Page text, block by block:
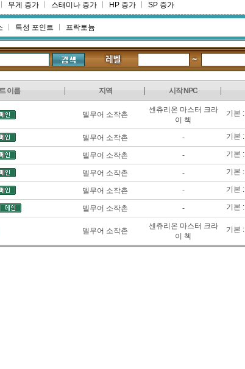
무게 증가 스태미나 증가 HP 증가 SP 증가
특성 포인트 프락토늄
이름 지역 시작 NPC
델무어 소작촌
센츄리온 마스터 크라
이 첵
기본 :
델무어 소작촌 - 기본 :
델무어 소작촌 - 기본 :
델무어 소작촌 - 기본 :
델무어 소작촌 - 기본 :
델무어 소작촌 - 기본 :
델무어 소작촌
센츄리온 마스터 크라
이 첵
기본 :